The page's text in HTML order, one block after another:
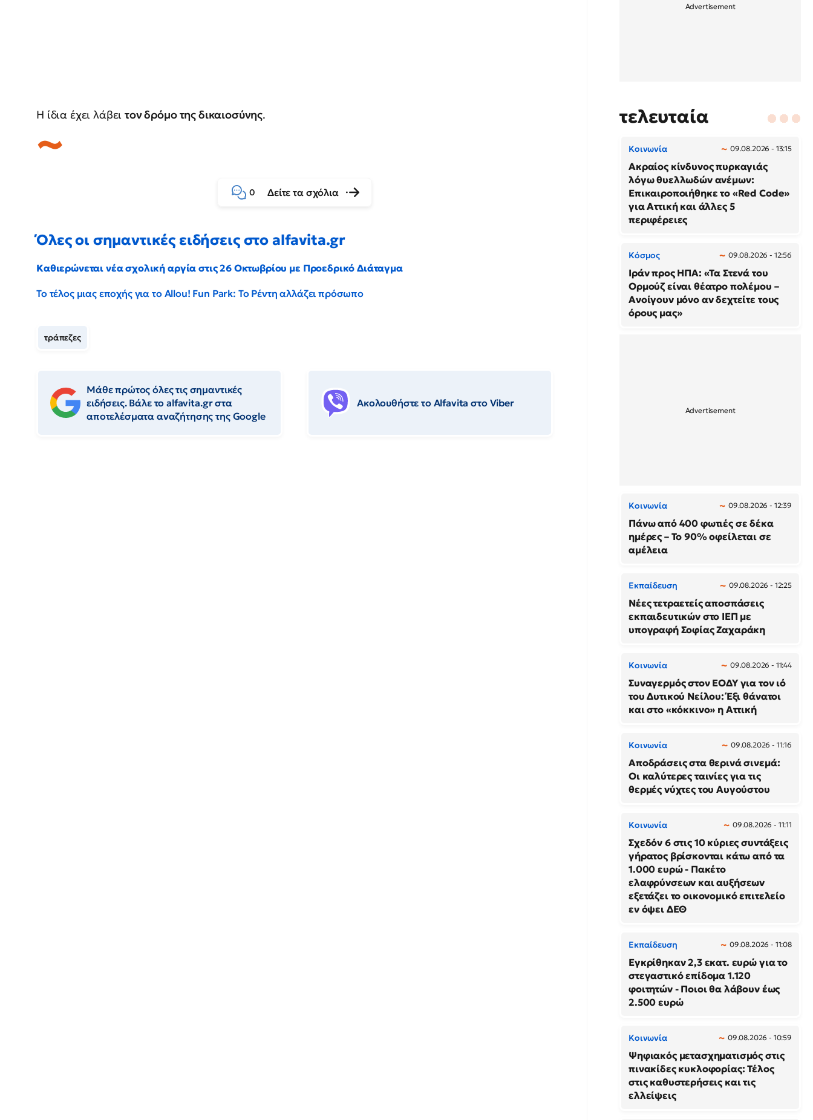
Η ίδια έχει λάβειτον δρόμο της δικαιοσύνης.
0 Δείτε τα σχόλια
Όλες οι σημαντικές ειδήσεις στο alfavita.gr
Καθιερώνεται νέα σχολική αργία στις 26 Οκτωβρίου με Προεδρικό Διάταγμα
Το τέλος μιας εποχής για το Allou! Fun Park: Το Ρέντη αλλάζει πρόσωπο
τράπεζες
Μάθε πρώτος όλες τις σημαντικές
ειδήσεις. Βάλε το alfavita.gr στα
αποτελέσματα αναζήτησης της Google
Ακολουθήστε το Αlfavita στο Viber
τελευταία
Κοινωνία 09.08.2026 - 13:15
Ακραίος κίνδυνος πυρκαγιάς
λόγω θυελλωδών ανέμων:
Επικαιροποιήθηκε το «Red Code»
για Αττική και άλλες 5
περιφέρειες
Κόσμος 09.08.2026 - 12:56
Ιράν προς ΗΠΑ: «Τα Στενά του
Ορμούζ είναι θέατρο πολέμου –
Ανοίγουν μόνο αν δεχτείτε τους
όρους μας»
Κοινωνία 09.08.2026 - 12:39
Πάνω από 400 φωτιές σε δέκα
ημέρες – Το 90% οφείλεται σε
αμέλεια
Εκπαίδευση 09.08.2026 - 12:25
Νέες τετραετείς αποσπάσεις
εκπαιδευτικών στο ΙΕΠ με
υπογραφή Σοφίας Ζαχαράκη
Κοινωνία 09.08.2026 - 11:44
Συναγερμός στον ΕΟΔΥ για τον ιό
του Δυτικού Νείλου: Έξι θάνατοι
και στο «κόκκινο» η Αττική
Κοινωνία 09.08.2026 - 11:16
Αποδράσεις στα θερινά σινεμά:
Οι καλύτερες ταινίες για τις
θερμές νύχτες του Αυγούστου
Κοινωνία 09.08.2026 - 11:11
Σχεδόν 6 στις 10 κύριες συντάξεις
γήρατος βρίσκονται κάτω από τα
1.000 ευρώ - Πακέτο
ελαφρύνσεων και αυξήσεων
εξετάζει το οικονομικό επιτελείο
εν όψει ΔΕΘ
Εκπαίδευση 09.08.2026 - 11:08
Εγκρίθηκαν 2,3 εκατ. ευρώ για το
στεγαστικό επίδομα 1.120
φοιτητών - Ποιοι θα λάβουν έως
2.500 ευρώ
Κοινωνία 09.08.2026 - 10:59
Ψηφιακός μετασχηματισμός στις
πινακίδες κυκλοφορίας: Τέλος
στις καθυστερήσεις και τις
ελλείψεις